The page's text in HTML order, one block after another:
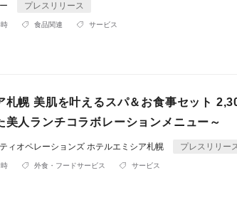
プレスリリース
食品関連 サービス
札幌 美肌を叶えるスパ＆お食事セット
美人ランチコラボレーションメニュー～
ィオペレーションズ ホテルエミシア札幌 プレスリリー
外食・フードサービス サービス